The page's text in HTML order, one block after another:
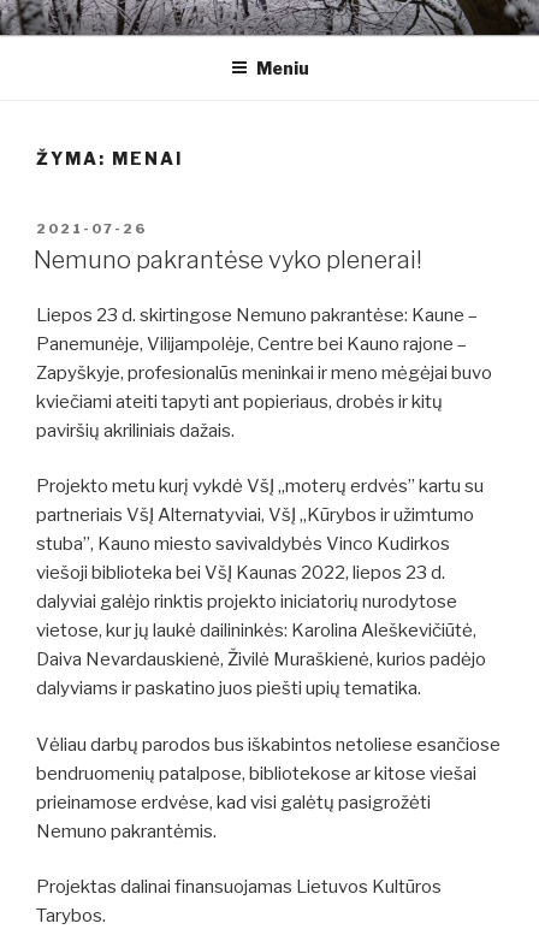
Eiti
prie ALTERNATYVIAI
Kitoks požiūris į gyvenimą
Meniu
ŽYMA: MENAI
PASKELBTA
2021-07-26
Nemuno pakrantėse vyko plenerai!
Liepos 23 d. skirtingose Nemuno pakrantėse: Kaune –
Panemunėje, Vilijampolėje, Centre bei Kauno rajone –
Zapyškyje, profesionalūs meninkai ir meno mėgėjai buvo
kviečiami ateiti tapyti ant popieriaus, drobės ir kitų
paviršių akriliniais dažais.
Projekto metu kurį vykdė VšĮ „moterų erdvės” kartu su
partneriais VšĮ Alternatyviai, VšĮ „Kūrybos ir užimtumo
stuba”, Kauno miesto savivaldybės Vinco Kudirkos
viešoji biblioteka bei VšĮ Kaunas 2022, liepos 23 d.
dalyviai galėjo rinktis projekto iniciatorių nurodytose
vietose, kur jų laukė dailininkės: Karolina Aleškevičiūtė,
Daiva Nevardauskienė, Živilė Muraškienė, kurios padėjo
dalyviams ir paskatino juos piešti upių tematika.
Vėliau darbų parodos bus iškabintos netoliese esančiose
bendruomenių patalpose, bibliotekose ar kitose viešai
prieinamose erdvėse, kad visi galėtų pasigrožėti
Nemuno pakrantėmis.
Projektas dalinai finansuojamas Lietuvos Kultūros
Tarybos.